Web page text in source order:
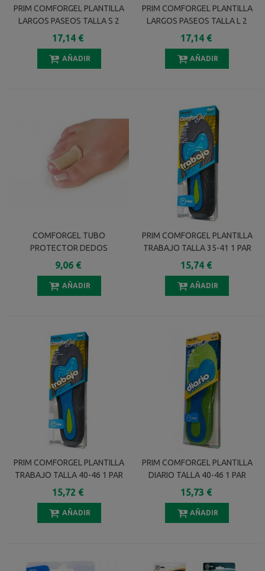
PRIM COMFORGEL PLANTILLA
LARGOS PASEOS TALLA S 2
UNIDADES
17,14 €
AÑADIR
PRIM COMFORGEL PLANTILLA
LARGOS PASEOS TALLA L 2
UNIDADES
17,14 €
AÑADIR
COMFORGEL TUBO
PROTECTOR DEDOS
RECUBRIMIENTO INTERIOR
GEL 2 U
9,06 €
AÑADIR
PRIM COMFORGEL PLANTILLA
TRABAJO TALLA 35-41 1 PAR
15,74 €
AÑADIR
PRIM COMFORGEL PLANTILLA
TRABAJO TALLA 40-46 1 PAR
15,72 €
AÑADIR
PRIM COMFORGEL PLANTILLA
DIARIO TALLA 40-46 1 PAR
15,73 €
AÑADIR